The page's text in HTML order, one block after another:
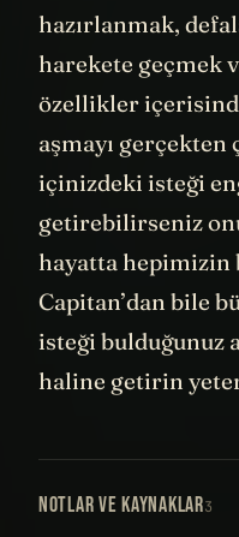
hazırlanmak,
harekete geçmek
özellikler
aşmayı gerçekten
içinizdeki isteği
getirebilirseniz
hayatta hepimizin
Capitan’dan bile
isteği bulduğunuz
haline getirin
NOTLAR VE KAYNAKLAR3